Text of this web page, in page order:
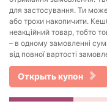
для застосування. Ти
або трохи накопичити.
неакційний товар, тобто
– в одному замовленні
від повної вартості
Открыть купон